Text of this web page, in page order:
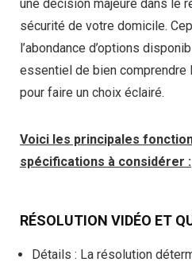
une décision majeure dans le
sécurité de votre domicile.
l’abondance d’options
essentiel de bien
pour faire un choix éclairé.
Voici les principales
spécifications à considérer :
RÉSOLUTION VIDÉO ET
Détails : La résolution